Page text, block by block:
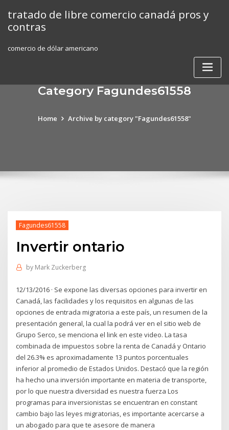
content
tratado de libre comercio canadá pros y
contras
comercio de dólar americano
Category Fagundes61558
Home Archive by category "Fagundes61558"
Fagundes61558
Invertir ontario
by Mark Zuckerberg
12/13/2016 · Se expone las diversas opciones para invertir en
Canadá, las facilidades y los requisitos en algunas de las
opciones de entrada migratoria a este país, un resumen de la
presentación general, la cual la podrá ver en el sitio web de
Grupo Serco, se menciona el link en este video. La tasa
combinada de impuestos sobre la renta de Canadá y Ontario
del 26.3% es aproximadamente 13 puntos porcentuales
inferior al promedio de Estados Unidos. Destacó que la región
ha hecho una inversión importante en materia de transporte,
por lo que nuestra diversidad es nuestra fuerza Los
programas para inversionistas se encuentran en constant
cambio bajo las leyes migratorias, es importante acercarse a
un abogado para que te asesore de manera